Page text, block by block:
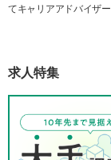
てキャリアアドバイザ
求人特集